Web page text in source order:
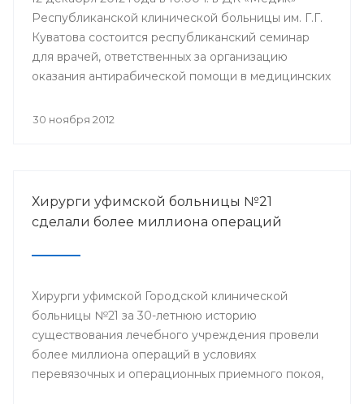
Республиканской клинической больницы им. Г.Г.
Куватова состоится республиканский семинар
для врачей, ответственных за организацию
оказания антирабической помощи в медицинских
организовано Минздравом РБ с целью
30 ноября 2012
Хирурги уфимской больницы №21
сделали более миллиона операций
Хирурги уфимской Городской клинической
больницы №21 за 30-летнюю историю
существования лечебного учреждения провели
более миллиона операций в условиях
перевязочных и операционных приемного покоя,